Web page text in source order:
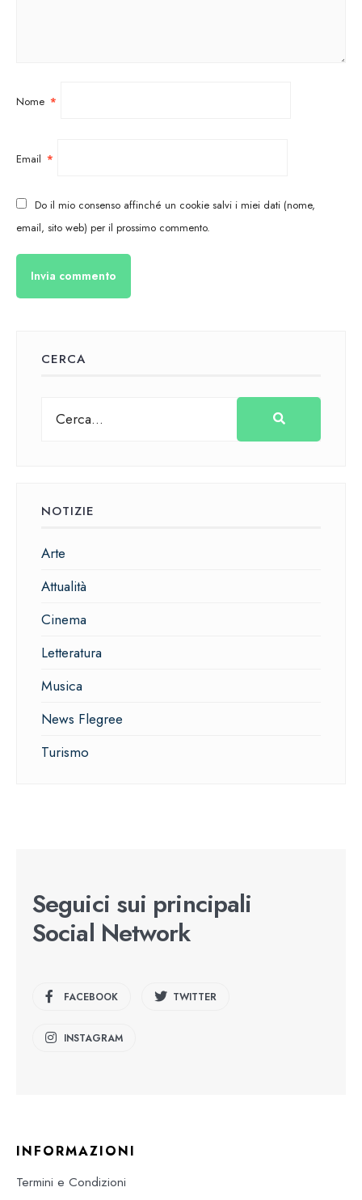
Nome *
Email *
Do il mio consenso affinché un cookie salvi i miei dati (nome,
email, sito web) per il prossimo commento.
CERCA
NOTIZIE
Arte
Attualità
Cinema
Letteratura
Musica
News Flegree
Turismo
Seguici sui principali
Social Network
FACEBOOK TWITTER
INSTAGRAM
INFORMAZIONI
Termini e Condizioni